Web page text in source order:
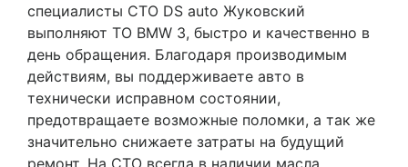
специалисты СТО DS auto Жуковский
выполняют ТО BMW 3, быстро и качественно в
день обращения. Благодаря производимым
действиям, вы поддерживаете авто в
технически исправном состоянии,
предотвращаете возможные поломки, а так же
значительно снижаете затраты на будущий
ремонт. На СТО всегда в наличии масла,